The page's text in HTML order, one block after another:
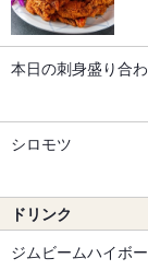
本日の刺身盛り合
シロモツ
ドリンク
ジムビームハイボ